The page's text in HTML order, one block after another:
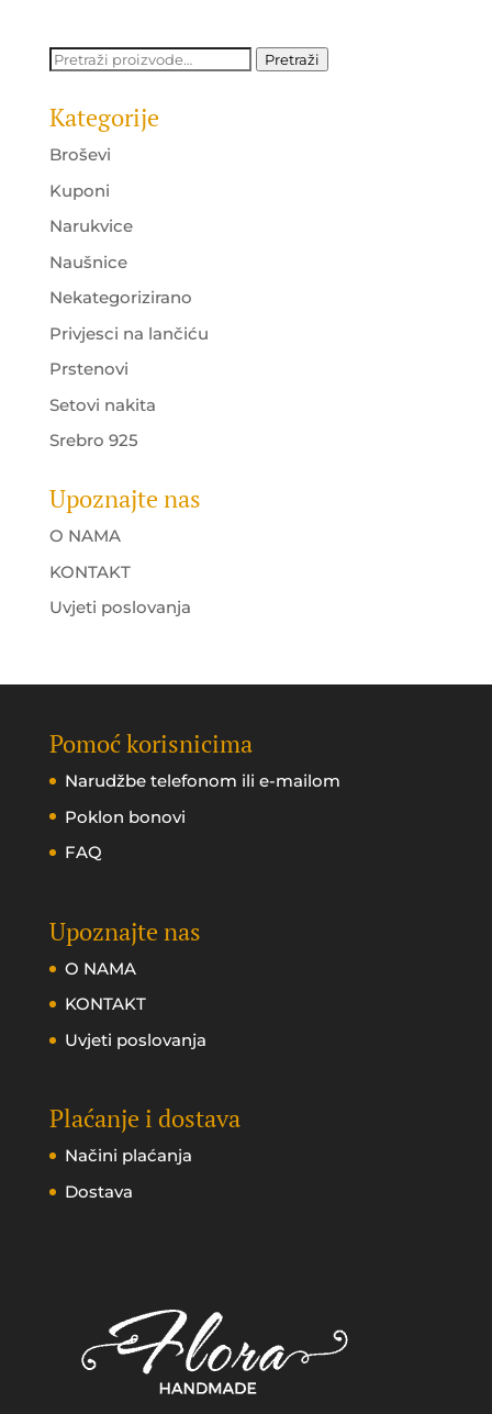
Pretraži: Pretraži
Kategorije
Broševi
Kuponi
Narukvice
Naušnice
Nekategorizirano
Privjesci na lančiću
Prstenovi
Setovi nakita
Srebro 925
Upoznajte nas
O NAMA
KONTAKT
Uvjeti poslovanja
Pomoć korisnicima
Narudžbe telefonom ili e-mailom
Poklon bonovi
FAQ
Upoznajte nas
O NAMA
KONTAKT
Uvjeti poslovanja
Plaćanje i dostava
Načini plaćanja
Dostava